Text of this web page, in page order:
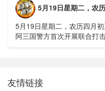
5月19日星期二，农
5月19日星期二，农历四月
阿三国警方首次开展联合打
友情链接